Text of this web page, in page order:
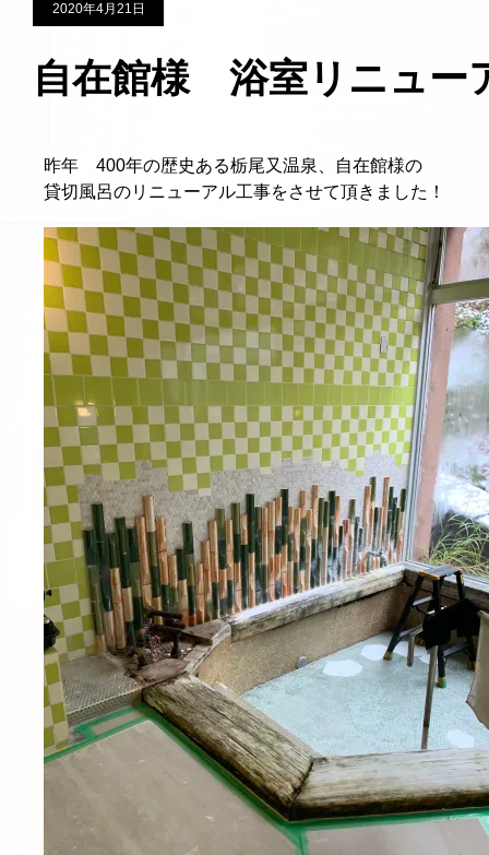
2020年4月21日
自在館様 浴室リニュー
昨年 400年の歴史ある栃尾又温泉、自在館様の
貸切風呂のリニューアル工事をさせて頂きました！